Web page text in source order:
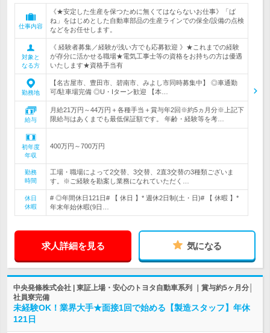
仕事内容
《★安定した生産を保つために無くてはならないお仕事》「ば
ね」をはじめとした自動車部品の生産ラインでの保全/設備の点検
などをお任せします。
対象と
なる方
《 経験者募集／経験が浅い方でも応募歓迎 》★これまでの経験
が存分に活かせる職場★電気工事士等の資格をお持ちの方は優遇
いたします★資格手当有
勤務地
【名古屋市、豊田市、碧南市、みよし市同時募集中】 ◎車通勤
可/駐車場完備 ◎U・Iターン歓迎 【本…
給与
月給21万円～44万円＋各種手当＋賞与年2回※約5ヵ月分※上記下
限給与はあくまでも最低保証額です。 年齢・経験等を考…
初年度
年収
400万円～700万円
勤務
時間
工場・職場によって2交替、3交替、2直3交替の3種類ございま
す。※ご経験を勘案し業務になれていただく…
休日
休暇
# ◎年間休日121日# 【 休日 】* 週休2日制(土・日)# 【 休暇 】*
年末年始休暇(9日…
求人詳細を見る 気になる
中央発條株式会社 | 東証上場・安心のトヨタ自動車系列 ｜賞与約5ヶ月分│
社員寮完備
未経験OK！業界大手★面接1回で始める【製造スタッフ】年休
121日